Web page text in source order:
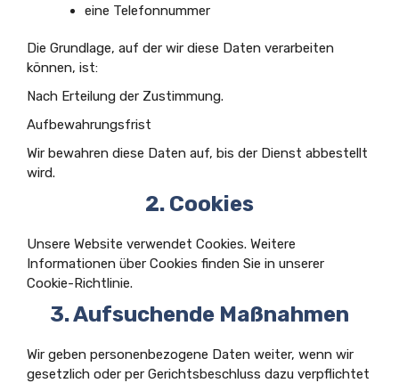
eine Telefonnummer
Die Grundlage, auf der wir diese Daten verarbeiten
können, ist:
Nach Erteilung der Zustimmung.
Aufbewahrungsfrist
Wir bewahren diese Daten auf, bis der Dienst abbestellt
wird.
2. Cookies
Unsere Website verwendet Cookies. Weitere
Informationen über Cookies finden Sie in unserer
Cookie-Richtlinie.
3. Aufsuchende Maßnahmen
Wir geben personenbezogene Daten weiter, wenn wir
gesetzlich oder per Gerichtsbeschluss dazu verpflichtet